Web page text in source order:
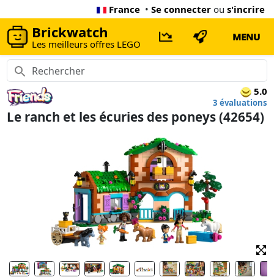
France • Se connecter ou s'incrire
Brickwatch
Les meilleurs offres LEGO
MENU
5.0
3 évaluations
Le ranch et les écuries des poneys (42654)